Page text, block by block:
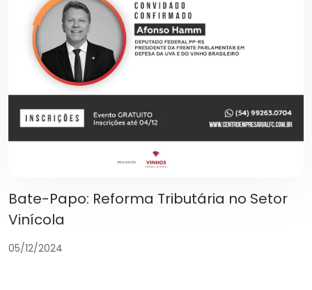
Bate-Papo: Reforma Tributária no Setor
Vinícola
05/12/2024